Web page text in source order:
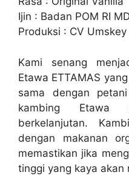
Ijin : Badan POM RI
Produksi : CV Umskey
Kami senang
Etawa ETTAMAS
sama dengan
kambing Etawa
berkelanjutan.
dengan makanan
memastikan jika
tinggi yang kaya akan